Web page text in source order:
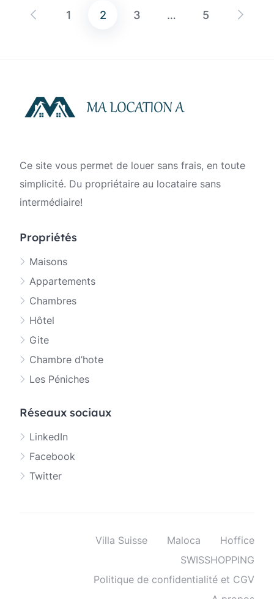
Pagination
1 2 3 … 5
Ce site vous permet de louer sans frais, en toute
simplicité. Du propriétaire au locataire sans
intermédiaire!
Propriétés
Maisons
Appartements
Chambres
Hôtel
Gite
Chambre d’hote
Les Péniches
Réseaux sociaux
LinkedIn
Facebook
Twitter
Villa Suisse Maloca
Hoffice
SWISSHOPPING
Politique de confidentialité et CGV